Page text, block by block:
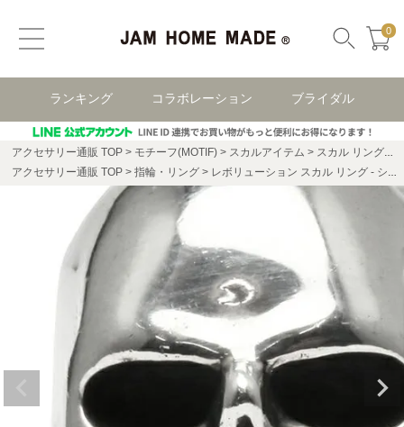
0
ランキング コラボレーション ブライダル
アクセサリー通販 TOP モチーフ(MOTIF) スカルアイテム
スカル リング・指輪
アクセサリー通販 TOP
指輪・リング レボリューション スカル リング - シルバー / 指輪